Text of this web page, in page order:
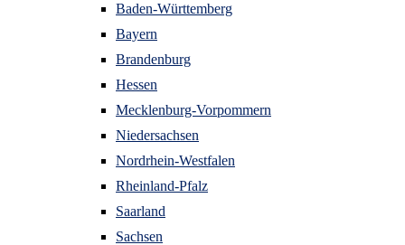
Baden-Württemberg
Bayern
Brandenburg
Hessen
Mecklenburg-Vorpommern
Niedersachsen
Nordrhein-Westfalen
Rheinland-Pfalz
Saarland
Sachsen